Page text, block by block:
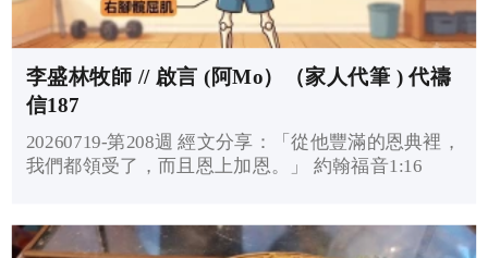
李盛林牧師 // 啟言 (阿Mo）（家人代筆 ) 代禱
信187
20260719-第208週 經文分享：「從他豐滿的恩典裡，
我們都領受了，而且恩上加恩。」 約翰福音1:16